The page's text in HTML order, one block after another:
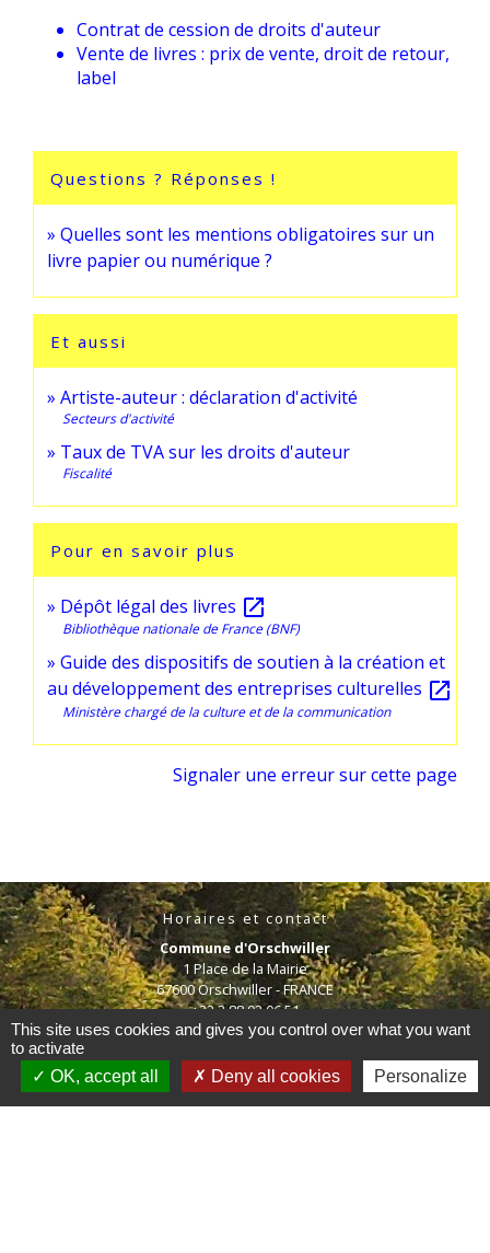
Contrat de cession de droits d'auteur
Vente de livres : prix de vente, droit de retour,
label
Questions ? Réponses !
Quelles sont les mentions obligatoires sur un
livre papier ou numérique ?
Et aussi
Artiste-auteur : déclaration d'activité
Secteurs d'activité
Taux de TVA sur les droits d'auteur
Fiscalité
Pour en savoir plus
Dépôt légal des livres open_in_new
Bibliothèque nationale de France (BNF)
Guide des dispositifs de soutien à la création et
au développement des entreprises culturelles open_in_new
Ministère chargé de la culture et de la communication
Signaler une erreur sur cette page
Horaires et contact
Commune d'Orschwiller
1 Place de la Mairie
67600 Orschwiller - FRANCE
+33 3 88 92 06 51
This site uses cookies and gives you control over what you want
to activate
OK, accept all
Deny all cookies Personalize